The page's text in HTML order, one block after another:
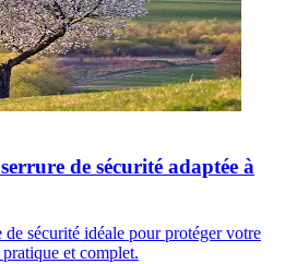
de sécurité adaptée à
sécurité idéale pour protéger votre
et complet.